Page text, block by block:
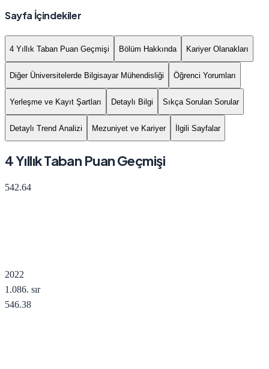
Sayfa İçindekiler
4 Yıllık Taban Puan Geçmişi Bölüm Hakkında Kariyer Olanakları
Diğer Üniversitelerde Bilgisayar Mühendisliği Öğrenci Yorumları
Yerleşme ve Kayıt Şartları Detaylı Bilgi Sıkça Sorulan Sorular
Detaylı Trend Analizi Mezuniyet ve Kariyer İlgili Sayfalar
4 Yıllık Taban Puan Geçmişi
542.64
2022
1.086. sır
546.38